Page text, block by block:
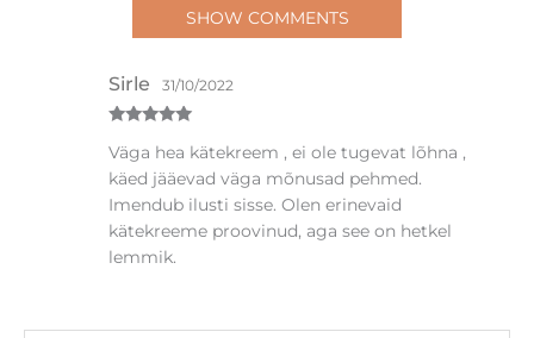
SHOW COMMENTS
5/ 5
Sirle 31/10/2022
Väga hea kätekreem , ei ole tugevat lõhna ,
käed jääevad väga mõnusad pehmed.
Imendub ilusti sisse. Olen erinevaid
kätekreeme proovinud, aga see on hetkel
lemmik.